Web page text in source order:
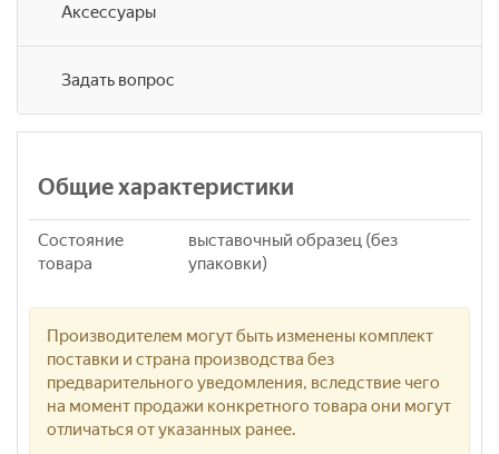
Аксессуары
Задать вопрос
Общие характеристики
Состояние
товара
выставочный образец (без
упаковки)
Производителем могут быть изменены комплект
поставки и страна производства без
предварительного уведомления, вследствие чего
на момент продажи конкретного товара они могут
отличаться от указанных ранее.